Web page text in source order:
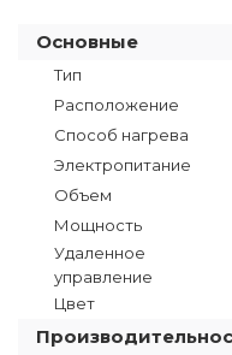
Основные
Тип
Расположение
Способ нагрева
Электропитание
Объем
Мощность
Удаленное
управление
Цвет